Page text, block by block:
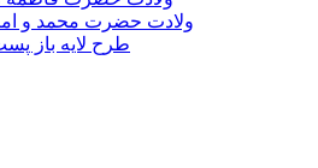
ولادت حضرت محمد و
طرح لایه باز